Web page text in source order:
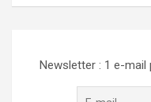
Newsletter : 1 e-mail